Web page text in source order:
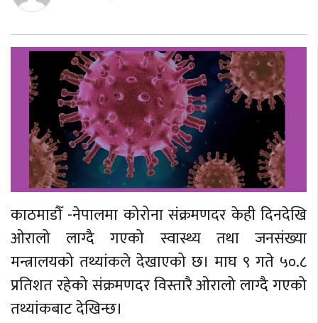
काठमाडौँ -नेपालमा कोरोना संक्रमणदर केही दिनदेखि
ओरालो लाग्दै गएको स्वास्थ्य तथा जनसंख्या
मन्त्रालयको तथ्यांकले देखाएको छ। माघ ९ गते ५०.८
प्रतिशत रहेको संक्रमणदर विस्तारै ओरालो लाग्दै गएको
तथ्यांकबाट देखिन्छ।